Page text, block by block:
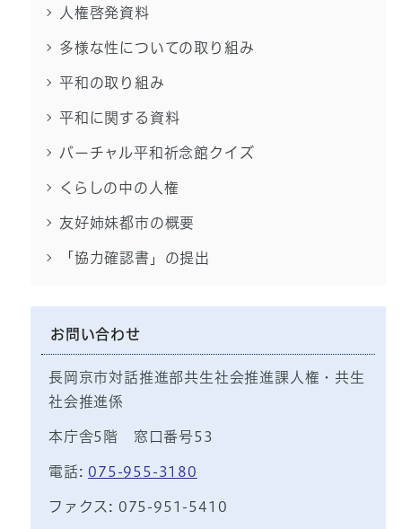
人権啓発資料
多様な性についての取り組み
平和の取り組み
平和に関する資料
バーチャル平和祈念館クイズ
くらしの中の人権
友好姉妹都市の概要
「協力確認書」の提出
お問い合わせ
長岡京市対話推進部共生社会推進課人権・共生
社会推進係
本庁舎5階 窓口番号53
電話: 075-955-3180
ファクス: 075-951-5410